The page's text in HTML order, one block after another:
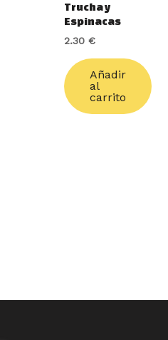
Trucha y
Espinacas
2.30 €
Añadir
al
carrito